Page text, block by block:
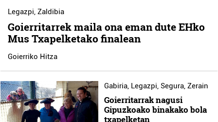
Legazpi,Zaldibia
Goierritarrek maila ona eman dute EHko
Mus Txapelketako finalean
Goierriko Hitza
Gabiria, Legazpi, Segura, Zerain
Goierritarrak nagusi
Gipuzkoako binakako bola
txapelketan